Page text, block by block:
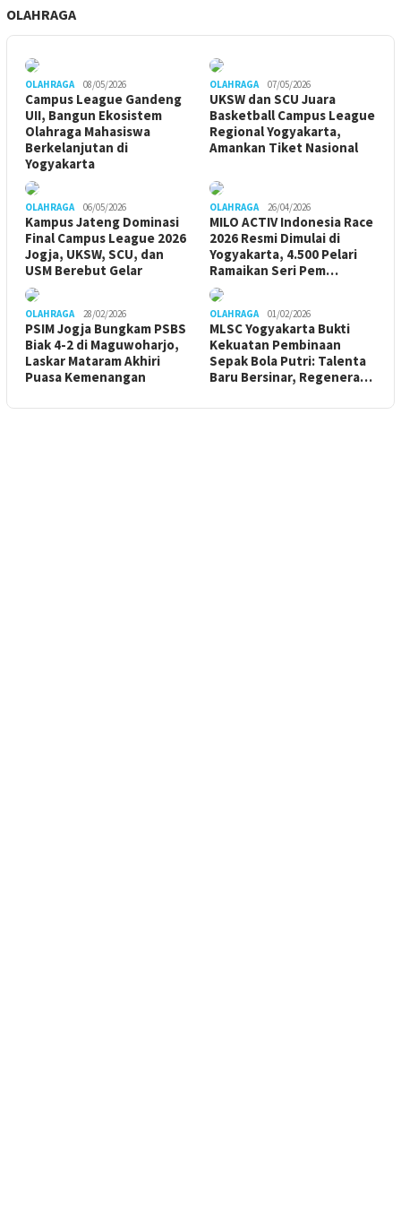
OLAHRAGA
OLAHRAGA 08/05/2026
Campus League Gandeng
UII, Bangun Ekosistem
Olahraga Mahasiswa
Berkelanjutan di
Yogyakarta
OLAHRAGA 07/05/2026
UKSW dan SCU Juara
Basketball Campus League
Regional Yogyakarta,
Amankan Tiket Nasional
OLAHRAGA 06/05/2026
Kampus Jateng Dominasi
Final Campus League 2026
Jogja, UKSW, SCU, dan
USM Berebut Gelar
OLAHRAGA 26/04/2026
MILO ACTIV Indonesia Race
2026 Resmi Dimulai di
Yogyakarta, 4.500 Pelari
Ramaikan Seri Pem…
OLAHRAGA 28/02/2026
PSIM Jogja Bungkam PSBS
Biak 4-2 di Maguwoharjo,
Laskar Mataram Akhiri
Puasa Kemenangan
OLAHRAGA 01/02/2026
MLSC Yogyakarta Bukti
Kekuatan Pembinaan
Sepak Bola Putri: Talenta
Baru Bersinar, Regenera…